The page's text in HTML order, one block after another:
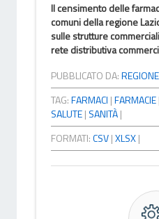
Il censimento delle
comuni della regione
sulle strutture
rete distributiva
PUBBLICATO DA:
TAG:FARMACI |FARMACIE
SALUTE| SANITÀ|
FORMATI:CSV|XLSX|